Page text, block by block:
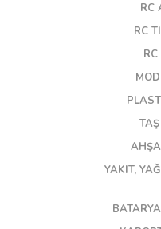
RC
RC
RC
YAKIT,